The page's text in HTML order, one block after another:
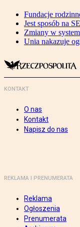
Fundacje
Jest sposób na
Zmiany w
Unia nakazuje
KONTAKT
O nas
Kontakt
Napisz do nas
REKLAMA I PRENUMERATA
Reklama
Ogłoszenia
Prenumerata